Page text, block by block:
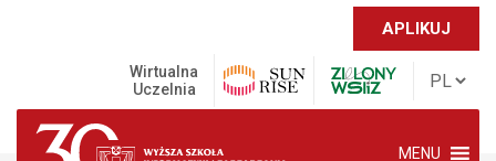
APLIKUJ
Wirtualna
Uczelnia
MENU